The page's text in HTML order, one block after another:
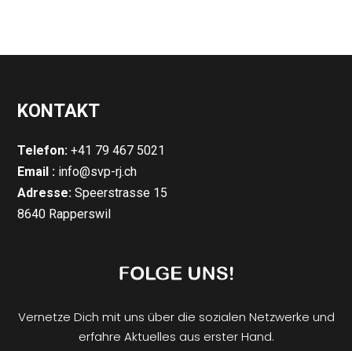
KONTAKT
Telefon: +41 79 467 5021
Email : info@svp-rj.ch
Adresse: Speerstrasse 15
8640 Rapperswil
Vernetze Dich mit uns über die sozialen Netzwerke und
erfahre Aktuelles aus erster Hand.